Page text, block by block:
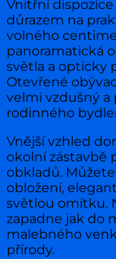
Vnitřní
důrazem na
volného
panoramatická
světla a opticky
Otevřené
velmi vzdušný
rodinného
Vnější vzhled
okolní zástavbě
obkladů.
obložení,
světlou omítku.
zapadne jak do
malebného
přírody.